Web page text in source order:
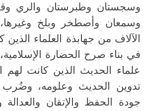
وسجستان وطبرستان والري
وسمعان وأصطخر وبلخ
الآلاف من جهابذة العلماء الذين
في بناء صرح الحضارة
علماء الحديث الذين كانت لهم
تدوين الحديث وعلومه،
جودة الحفظ والإتقان والعدالة